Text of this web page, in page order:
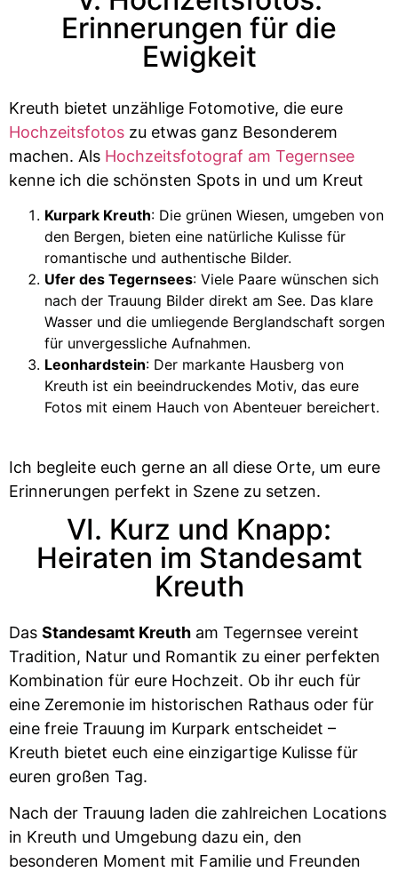
Erinnerungen für die
Ewigkeit
Kreuth bietet unzählige Fotomotive, die eure
Hochzeitsfotos zu etwas ganz Besonderem
machen. Als Hochzeitsfotograf am Tegernsee
kenne ich die schönsten Spots in und um Kreut
Kurpark Kreuth: Die grünen Wiesen, umgeben von
den Bergen, bieten eine natürliche Kulisse für
romantische und authentische Bilder.
Ufer des Tegernsees: Viele Paare wünschen sich
nach der Trauung Bilder direkt am See. Das klare
Wasser und die umliegende Berglandschaft sorgen
für unvergessliche Aufnahmen.
Leonhardstein: Der markante Hausberg von
Kreuth ist ein beeindruckendes Motiv, das eure
Fotos mit einem Hauch von Abenteuer bereichert.
Ich begleite euch gerne an all diese Orte, um eure
Erinnerungen perfekt in Szene zu setzen.
VI. Kurz und Knapp:
Heiraten im Standesamt
Kreuth
Das Standesamt Kreuth am Tegernsee vereint
Tradition, Natur und Romantik zu einer perfekten
Kombination für eure Hochzeit. Ob ihr euch für
eine Zeremonie im historischen Rathaus oder für
eine freie Trauung im Kurpark entscheidet –
Kreuth bietet euch eine einzigartige Kulisse für
euren großen Tag.
Nach der Trauung laden die zahlreichen Locations
in Kreuth und Umgebung dazu ein, den
besonderen Moment mit Familie und Freunden